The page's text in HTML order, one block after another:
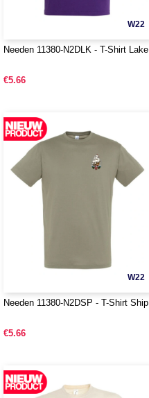
W22
Needen 11380-N2DLK - T-Shirt Lake
€5.66
W22
Needen 11380-N2DSP - T-Shirt Ship
€5.66